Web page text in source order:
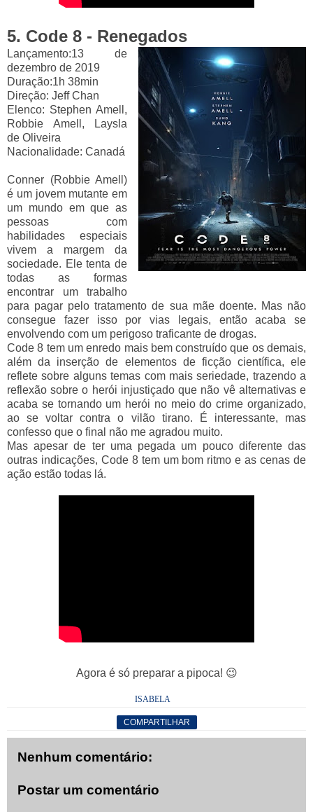
5. Code 8 - Renegados
Lançamento:13 de
dezembro de 2019
Duração:1h 38min
Direção: Jeff Chan
Elenco: Stephen Amell,
Robbie Amell, Laysla
de Oliveira
Nacionalidade: Canadá
Conner (Robbie Amell)
é um jovem mutante em
um mundo em que as
pessoas com
habilidades especiais
vivem a margem da
sociedade. Ele tenta de
todas as formas
encontrar um trabalho
para pagar pelo tratamento de sua mãe doente. Mas não
consegue fazer isso por vias legais, então acaba se
envolvendo com um perigoso traficante de drogas.
Code 8 tem um enredo mais bem construído que os demais,
além da inserção de elementos de ficção científica, ele
reflete sobre alguns temas com mais seriedade, trazendo a
reflexão sobre o herói injustiçado que não vê alternativas e
acaba se tornando um herói no meio do crime organizado,
ao se voltar contra o vilão tirano. É interessante, mas
confesso que o final não me agradou muito.
Mas apesar de ter uma pegada um pouco diferente das
outras indicações, Code 8 tem um bom ritmo e as cenas de
ação estão todas lá.
Agora é só preparar a pipoca! 😉
ISABELA
COMPARTILHAR
Nenhum comentário:
Postar um comentário